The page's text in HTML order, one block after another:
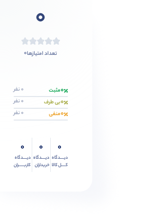
0
تعداد امتیازها0
0مثبت 0 نفر
0بی طرف 0 نفر
0منفی 0 نفر
0
دیــــدگاه
کــــل کالا
0
دیــــدگاه
خریداران
0
دیــــدگاه
کاربـــــران